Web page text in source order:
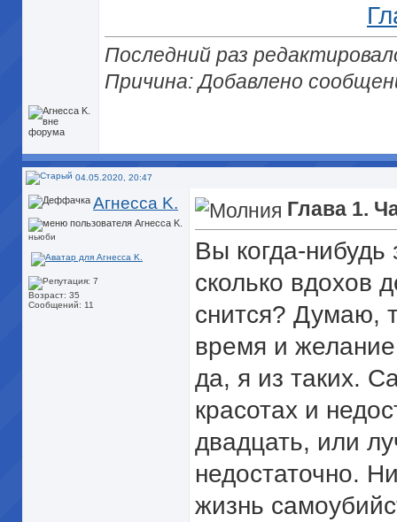
Последний раз
Причина: Добавлено
04.05.2020, 20:47
Агнесса K.
ньюби
Возраст: 35
Сообщений: 11
Глава 1.
Вы когда-
сколько вдохов
снится? Думаю,
время и
да, я из таких.
красотах и
двадцать, или
недостаточно.
жизнь